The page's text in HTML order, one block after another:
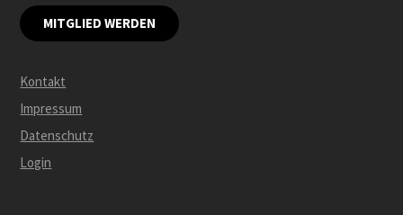
MITGLIED WERDEN
Kontakt
Impressum
Datenschutz
Login